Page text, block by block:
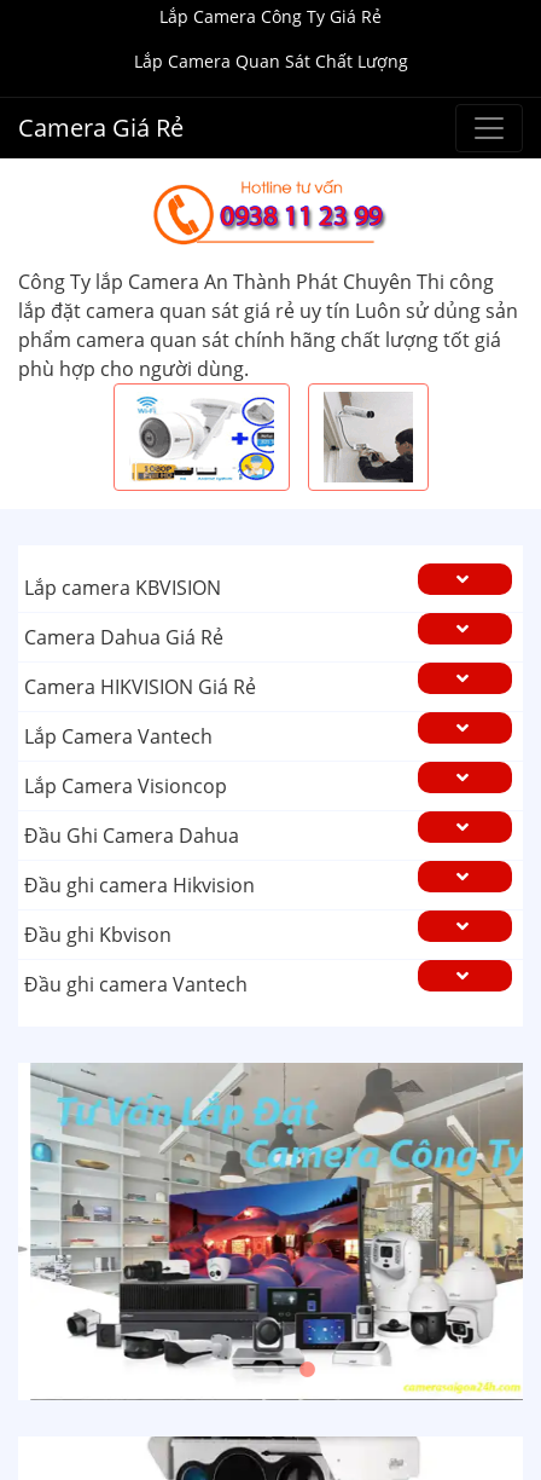
Lắp Camera Công Ty Giá Rẻ
Lắp Camera Quan Sát Chất Lượng
Camera Giá Rẻ
Công Ty lắp Camera An Thành Phát Chuyên Thi công
lắp đặt camera quan sát giá rẻ uy tín Luôn sử dủng sản
phẩm camera quan sát chính hãng chất lượng tốt giá
phù hợp cho người dùng.
Lắp camera KBVISION
Camera Dahua Giá Rẻ
Camera HIKVISION Giá Rẻ
Lắp Camera Vantech
Lắp Camera Visioncop
Đầu Ghi Camera Dahua
Đầu ghi camera Hikvision
Đầu ghi Kbvison
Đầu ghi camera Vantech